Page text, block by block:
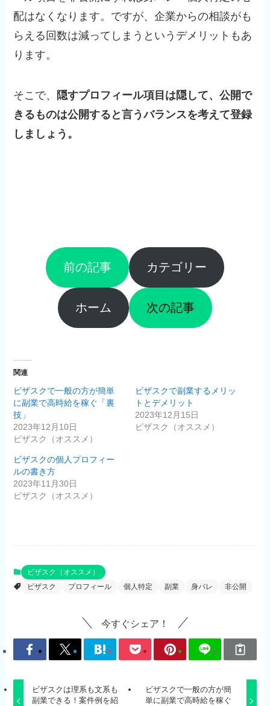
配はなくなります。ですが、企業からの相談がも
らえる回数は減ってしまうというデメリットもあ
ります。
そこで、 隠すプロフィール項目は隠して、公開で
きるものは公開すると言うバランスを考えて登録
しましょう。
前の記事 カテゴリー
ホーム 次の記事
関連
ビザスクで一般の方が簡単
に副業で高時給を稼ぐ「裏
技」
2023年12月10日
ビザスク（オススメ）
ビザスクで副業するメリッ
トとデメリット
2023年12月15日
ビザスク（オススメ）
ビザスクの個人プロフィー
ルの書き方
2023年11月30日
ビザスク（オススメ）
ビザスク（オススメ）
ビザスク
プロフィール 個人特定 副業 身バレ 非公開
今すぐシェア！
ビザスクは理系も文系も
副業できる！案件例を紹
ビザスクで一般の方が簡
単に副業で高時給を稼ぐ